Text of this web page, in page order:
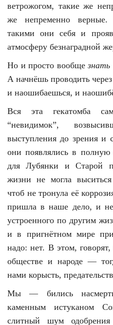
ветрожогом, такие же
же непременно верные.
такими они себя и
атмосферу безнаградной
Но и просто вообще знать
А начнёшь проводить
и наошибаешься, и
Вся эта гекатомба
“невидимок”,
выступления до зрения и
они появлялись в полную
для Лубянки и Старой
жизни не могла выситься
чтоб не тронула её
пришла в наше дело, и
устроенного по другим
и в пригнётном мире
надо: нет. В этом,
обществе и народе —
нами корысть,
Мы — бились
каменным истуканом
слитный шум